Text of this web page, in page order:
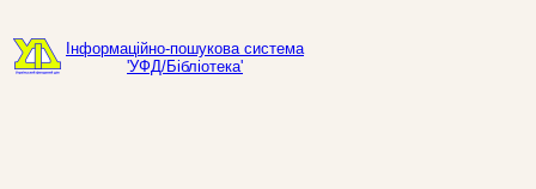
Інформаційно-пошукова система
'УФД/Бібліотека'